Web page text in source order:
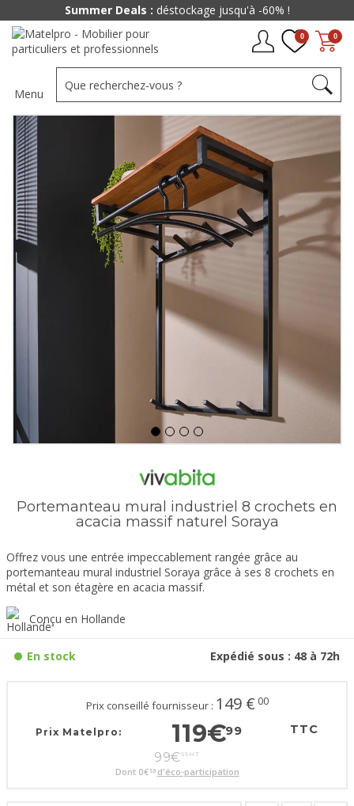
0
0
Menu
Portemanteau mural industriel 8 crochets en
acacia massif naturel Soraya
Offrez vous une entrée impeccablement rangée grâce au
portemanteau mural industriel Soraya grâce à ses 8 crochets en
métal et son étagère en acacia massif.
Conçu en Hollande
En stock Expédié sous : 48 à 72h
Prix conseillé fournisseur : 149 € 00
Prix Matelpro: 119€99 TTC
99€99 HT
Dont 0€ 58 d'éco-participation
Summer Deals : déstockage jusqu'à -60% !